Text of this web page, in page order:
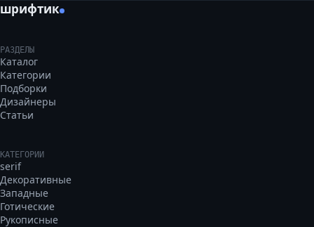
шрифтик
РАЗДЕЛЫ
Каталог
Категории
Подборки
Дизайнеры
Статьи
КАТЕГОРИИ
serif
Декоративные
Западные
Готические
Рукописные